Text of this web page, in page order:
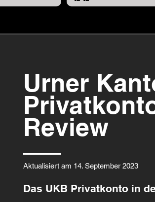
Urner
Review
Aktualisiert am 14. September 2023
Das UKB Privatkonto in